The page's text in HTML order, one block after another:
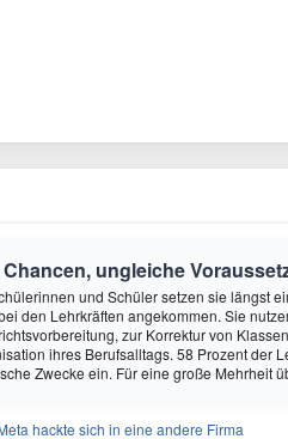
ungleiche
und Schüler setzen sie längst
den Lehrkräften angekommen. Sie
zur Korrektur von
ihres Berufsalltags. 58 Prozent der
Zwecke ein. Für eine große Mehrheit
hackte sich in eine andere Firma